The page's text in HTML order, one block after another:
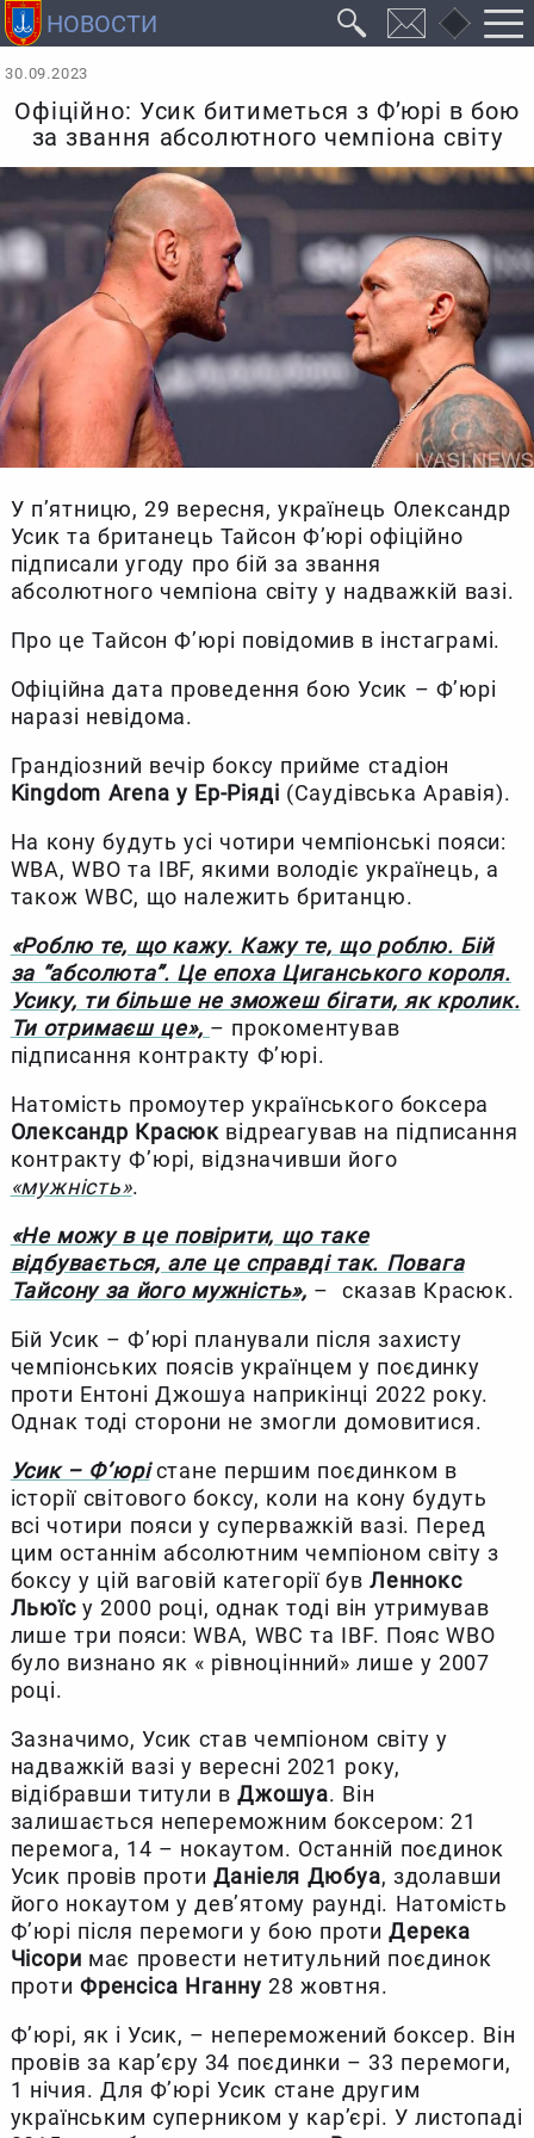
30.09.2023
Офіційно: Усик битиметься з Ф’юрі в бою
за звання абсолютного чемпіона світу
У п’ятницю, 29 вересня, українець Олександр
Усик та британець Тайсон Ф’юрі офіційно
підписали угоду про бій за звання
абсолютного чемпіона світу у надважкій вазі.
Про це Тайсон Ф’юрі повідомив в інстаграмі.
Офіційна дата проведення бою Усик – Ф’юрі
наразі невідома.
Грандіозний вечір боксу прийме стадіон
Kingdom Arena у Ер-Ріяді (Саудівська Аравія).
На кону будуть усі чотири чемпіонські пояси:
WBA, WBO та IBF, якими володіє українець, а
також WBC, що належить британцю.
«Роблю те, що кажу. Кажу те, що роблю. Бій
за “абсолюта”. Це епоха Циганського короля.
Усику, ти більше не зможеш бігати, як кролик.
Ти отримаєш це», – прокоментував
підписання контракту Ф’юрі.
Натомість промоутер українського боксера
Олександр Красюк відреагував на підписання
контракту Ф’юрі, відзначивши його
«мужність».
«Не можу в це повірити, що таке
відбувається, але це справді так. Повага
Тайсону за його мужність», – сказав Красюк.
Бій Усик – Ф’юрі планували після захисту
чемпіонських поясів українцем у поєдинку
проти Ентоні Джошуа наприкінці 2022 року.
Однак тоді сторони не змогли домовитися.
Усик – Ф’юрістане першим поєдинком в
історії світового боксу, коли на кону будуть
всі чотири пояси у суперважкій вазі. Перед
цим останнім абсолютним чемпіоном світу з
боксу у цій ваговій категорії бувЛеннокс
Льюїсу 2000 році, однак тоді він утримував
лише три пояси: WBA, WBC та IBF. Пояс WBO
було визнано як « рівноцінний» лише у 2007
році.
Зазначимо, Усик став чемпіоном світу у
надважкій вазі у вересні 2021 року,
відібравши титули вДжошуа. Він
залишається непереможним боксером: 21
перемога, 14 – нокаутом. Останній поєдинок
Усик провів проти Даніеля Дюбуа, здолавши
його нокаутом у дев’ятому раунді. Натомість
Ф’юрі після перемоги у бою протиДерека
Чісори має провести нетитульний поєдинок
проти Френсіса Нганну 28 жовтня.
Ф’юрі, як і Усик, – непереможений боксер. Він
провів за кар’єру 34 поєдинки – 33 перемоги,
1 нічия. Для Ф’юрі Усик стане другим
українським суперником у кар’єрі. У листопаді